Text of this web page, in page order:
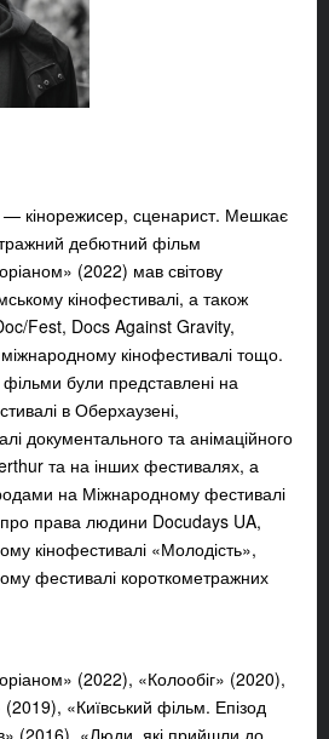
— кінорежисер, сценарист. Мешкає
дебютний фільм
(2022) мав світову
кінофестивалі, а також
Fest, Docs Against Gravity,
кінофестивалі тощо.
були представлені на
в Оберхаузені,
документального та анімаційного
та на інших фестивалях, а
на Міжнародному фестивалі
про права людини Docudays UA,
кінофестивалі «Молодість»,
фестивалі короткометражних
» (2022), «Колообіг» (2020),
«Київський фільм. Епізод